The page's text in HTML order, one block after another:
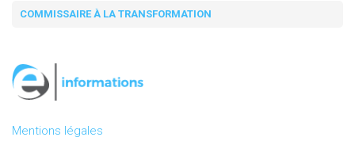
COMMISSAIRE À LA TRANSFORMATION
Mentions légales